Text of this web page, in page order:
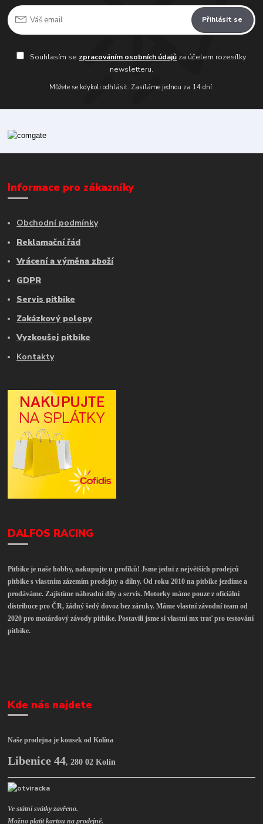
Přihlásit se
Souhlasím se zpracováním osobních údajů za účelem rozesílky
newsletteru.
Můžete se kdykoli odhlásit. Zasíláme jednou za 14 dní.
Informace pro zákazníky
Obchodní podmínky
Reklamační řád
Vrácení a výměna zboží
GDPR
Servis pitbike
Zakázkový polepy
Vyzkoušej pitbike
Kontakty
DALFOS RACING
Pitbike je naše hobby, nakupujte u profíků! Jsme jedni z největších prodejců
pitbike s vlastním zázemím prodejny a dílny. Od roku 2010 na pitbike jezdíme a
prodáváme. Zajistíme náhradní díly a servis. Motorky máme pouze z oficiální
distribuce pro ČR, žádný šedý dovoz bez záruky. Máme vlastní závodní team od
2020 pro motárdový závody pitbike. Postavili jsme si vlastní mx trať pro testování
pitbike.
Kde nás najdete
Naše prodejna je kousek od Kolína
Libenice 44,280 02 Kolín
Ve státní svátky zavřeno.
Možno platit kartou na prodejně.